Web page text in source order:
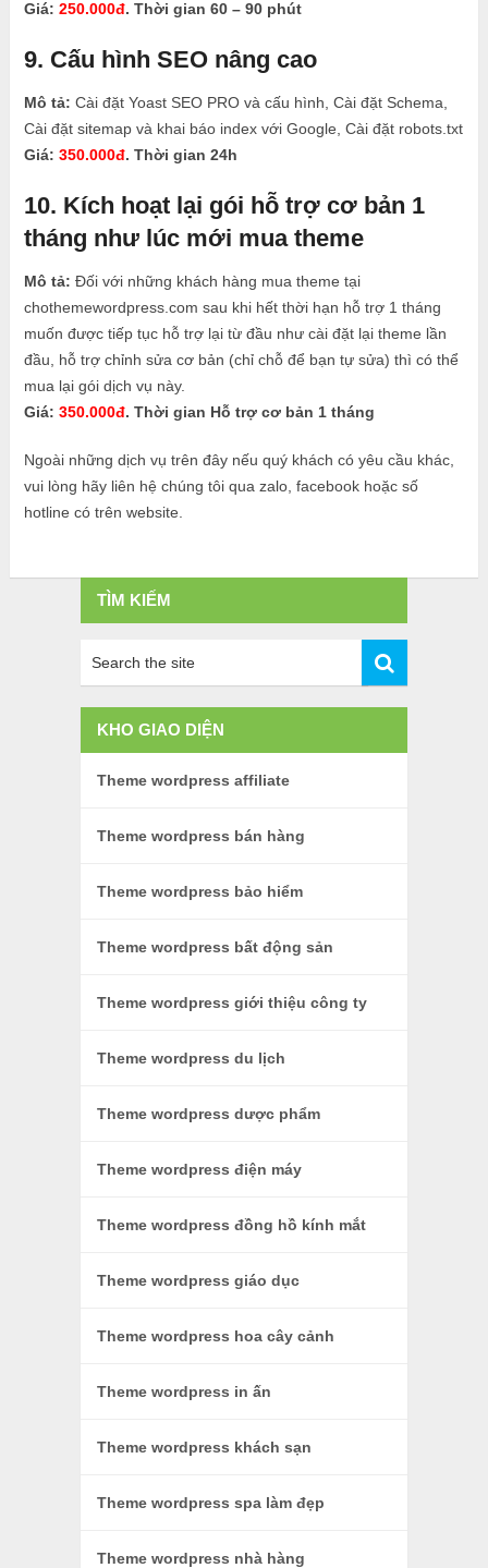
Giá: 250.000đ. Thời gian 60 – 90 phút
9. Cấu hình SEO nâng cao
Mô tả: Cài đặt Yoast SEO PRO và cấu hình, Cài đặt Schema,
Cài đặt sitemap và khai báo index với Google, Cài đặt robots.txt
Giá: 350.000đ. Thời gian 24h
10. Kích hoạt lại gói hỗ trợ cơ bản 1
tháng như lúc mới mua theme
Mô tả: Đối với những khách hàng mua theme tại
chothemewordpress.com sau khi hết thời hạn hỗ trợ 1 tháng
muốn được tiếp tục hỗ trợ lại từ đầu như cài đặt lại theme lần
đầu, hỗ trợ chỉnh sửa cơ bản (chỉ chỗ để bạn tự sửa) thì có thể
mua lại gói dịch vụ này.
Giá: 350.000đ. Thời gian Hỗ trợ cơ bản 1 tháng
Ngoài những dịch vụ trên đây nếu quý khách có yêu cầu khác,
vui lòng hãy liên hệ chúng tôi qua zalo, facebook hoặc số
hotline có trên website.
TÌM KIẾM
KHO GIAO DIỆN
Theme wordpress affiliate
Theme wordpress bán hàng
Theme wordpress bảo hiểm
Theme wordpress bất động sản
Theme wordpress giới thiệu công ty
Theme wordpress du lịch
Theme wordpress dược phẩm
Theme wordpress điện máy
Theme wordpress đồng hồ kính mắt
Theme wordpress giáo dục
Theme wordpress hoa cây cảnh
Theme wordpress in ấn
Theme wordpress khách sạn
Theme wordpress spa làm đẹp
Theme wordpress nhà hàng